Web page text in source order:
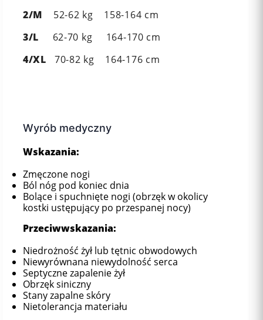
2/M 52-62 kg 158-164 cm
3/L
62-70 kg 164-170 cm
4/XL 70-82 kg 164-176 cm
Wyrób medyczny
Wskazania:
Zmęczone nogi
Ból nóg pod koniec dnia
Bolące i spuchnięte nogi (obrzęk w okolicy
kostki ustępujący po przespanej nocy)
Przeciwwskazania:
Niedrożność żył lub tętnic obwodowych
Niewyrównana niewydolność serca
Septyczne zapalenie żył
Obrzęk siniczny
Stany zapalne skóry
Nietolerancja materiału